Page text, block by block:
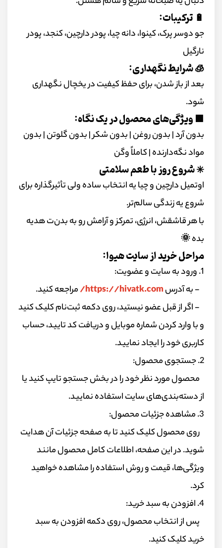
🔋 ترکیبات:
جو دوسر پرک، کینوا، دانه چیا، پودر دارچین، کنجد، پودر
نارگیل
🧊 شرایط نگهداری:
بعد از باز شدن، برای حفظ کیفیت در یخچال نگهداری
شود.
🟩 ویژگی‌های محصول در یک نگاه:
بدون آرد | بدون روغن | بدون شکر | بدون گلوتن | بدون
مواد نگه‌دارنده | کاملاً وگن
✳️ شروع روز با طعم سلامتی
اوتمیل دارچین و چیا یه انتخاب ساده ولی تأثیرگذاره برای
شروع یه زندگی سالم‌تر.
با هر قاشقش، انرژی، تمرکز و آرامش رو به بدن‌ت هدیه
بده 🌞
مراحل خرید از سایت هیوا:
1. ورود به سایت و عضویت:
- به آدرسhttps://hivatk.com/ مراجعه کنید.
- اگر از قبل عضو نیستید، روی دکمه ثبت‌نام کلیک کنید
و با وارد کردن شماره موبایل و دریافت کد تایید، حساب
کاربری خود را ایجاد نمایید.
2. جستجوی محصول:
محصول مورد نظر خود را در بخش جستجو تایپ کنید یا
از دسته‌بندی‌های سایت استفاده نمایید.
3. مشاهده جزئیات محصول:
روی محصول کلیک کنید تا به صفحه جزئیات آن هدایت
شوید. در این صفحه، اطلاعات کامل محصول مانند
ویژگی‌ها، قیمت و روش استفاده را مشاهده خواهید
کرد.
4. افزودن به سبد خرید:
پس از انتخاب محصول، روی دکمه افزودن به سبد
خرید کلیک کنید.